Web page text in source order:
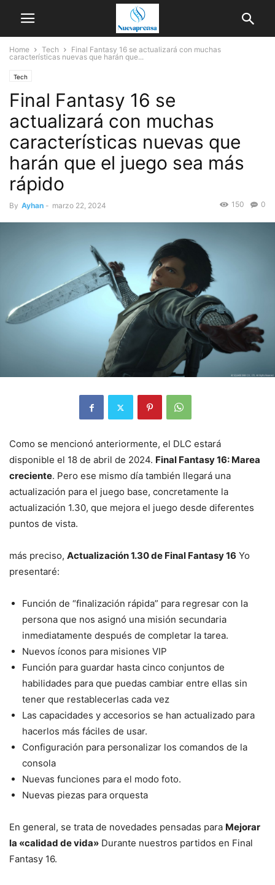
Home Tech
Final Fantasy 16 se actualizará con muchas
características nuevas que harán que...
Tech
Final Fantasy 16 se
actualizará con muchas
características nuevas que
harán que el juego sea más
rápido
By Ayhan - marzo 22, 2024 0
150
Como se mencionó anteriormente, el DLC estará
disponible el 18 de abril de 2024. Final Fantasy 16: Marea
creciente. Pero ese mismo día también llegará una
actualización para el juego base, concretamente la
actualización 1.30, que mejora el juego desde diferentes
puntos de vista.
más preciso, Actualización 1.30 de Final Fantasy 16 Yo
presentaré:
Función de “finalización rápida” para regresar con la
persona que nos asignó una misión secundaria
inmediatamente después de completar la tarea.
Nuevos íconos para misiones VIP
Función para guardar hasta cinco conjuntos de
habilidades para que puedas cambiar entre ellas sin
tener que restablecerlas cada vez
Las capacidades y accesorios se han actualizado para
hacerlos más fáciles de usar.
Configuración para personalizar los comandos de la
consola
Nuevas funciones para el modo foto.
Nuevas piezas para orquesta
En general, se trata de novedades pensadas para Mejorar
la «calidad de vida» Durante nuestros partidos en Final
Fantasy 16.